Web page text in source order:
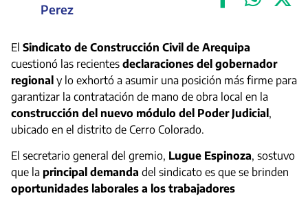
Perez
El Sindicato de Construcción Civil de Arequipa
cuestionó las recientes declaraciones del gobernador
regional y lo exhortó a asumir una posición más firme para
garantizar la contratación de mano de obra local en la
construcción del nuevo módulo del Poder Judicial,
ubicado en el distrito de Cerro Colorado.
El secretario general del gremio, Lugue Espinoza, sostuvo
que la principal demanda del sindicato es que se brinden
oportunidades laborales a los trabajadores